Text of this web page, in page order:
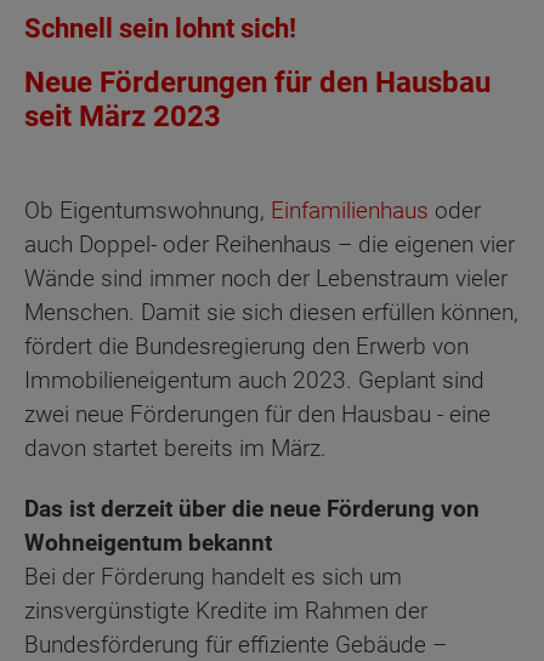
Schnell sein lohnt sich!
Neue Förderungen für den Hausbau
seit März 2023
Ob Eigentumswohnung, Einfamilienhaus oder
auch Doppel- oder Reihenhaus – die eigenen vier
Wände sind immer noch der Lebenstraum vieler
Menschen. Damit sie sich diesen erfüllen können,
fördert die Bundesregierung den Erwerb von
Immobilieneigentum auch 2023. Geplant sind
zwei neue Förderungen für den Hausbau - eine
davon startet bereits im März.
Das ist derzeit über die neue Förderung von
Wohneigentum bekannt
Bei der Förderung handelt es sich um
zinsvergünstigte Kredite im Rahmen der
Bundesförderung für effiziente Gebäude –